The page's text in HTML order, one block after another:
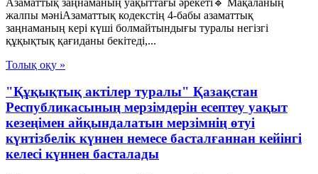
жалпы мәніАзаматтық кодекстің 4-бабы азаматтық
заңнаманың кері күші болмайтындығы туралы негізгі
құқықтық қағиданы бекітеді,...
Толық оқу »
"Құқықтық актілер туралы" Қазақстан
Республикасының мерзімдерін есептеу уақыт
кезеңімен айқындалатын мерзімнің өтуі
күнтізбелік күннен немесе басталғаннан кейінгі
келесі күннен басталады